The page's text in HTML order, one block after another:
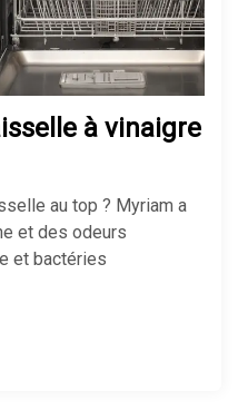
à vinaigre
au top ? Myriam a
et des odeurs
et bactéries